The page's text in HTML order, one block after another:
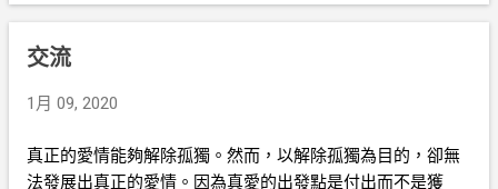
交流
1月 09, 2020
真正的愛情能夠解除孤獨。然而，以解除孤獨為目的，卻無
法發展出真正的愛情。因為真愛的出發點是付出而不是獲